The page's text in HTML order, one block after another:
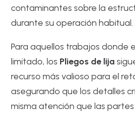
contaminantes sobre la
durante su operación habitual.
Para aquellos trabajos donde
limitado, los Pliegos de lija
recurso más valioso para el
asegurando que los detalles
misma atención que las partes